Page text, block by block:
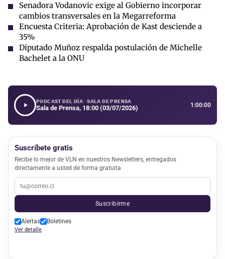
Senadora Vodanovic exige al Gobierno incorporar
cambios transversales en la Megarreforma
Encuesta Criteria: Aprobación de Kast desciende a
35%
Diputado Muñoz respalda postulación de Michelle
Bachelet a la ONU
PODCAST DEL DÍA · SALA DE PRENSA
Sala de Prensa, 18:00 (03/07/2026) 1:00:00
Suscríbete gratis
Recibe lo mejor de VLN en nuestros Newsletters, entregados
directamente a usted de forma gratuita
Suscribirme
Alertas Boletines
Ver detalle